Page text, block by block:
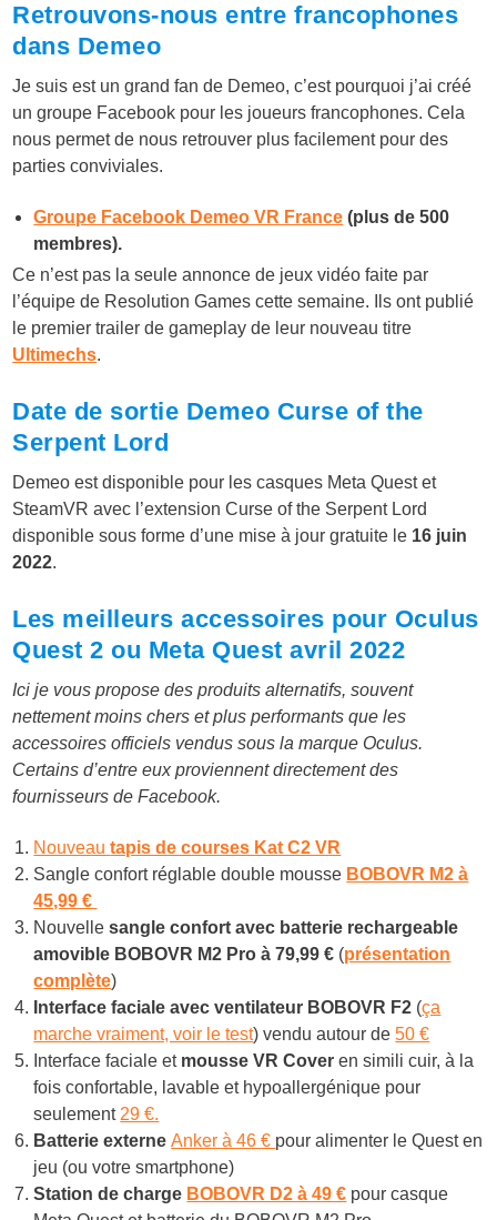
Retrouvons-nous entre francophones
dans Demeo
Je suis est un grand fan de Demeo, c’est pourquoi j’ai créé
un groupe Facebook pour les joueurs francophones. Cela
nous permet de nous retrouver plus facilement pour des
parties conviviales.
Groupe Facebook Demeo VR France (plus de 500
membres).
Ce n’est pas la seule annonce de jeux vidéo faite par
l’équipe de Resolution Games cette semaine. Ils ont publié
le premier trailer de gameplay de leur nouveau titre
Ultimechs.
Date de sortie Demeo Curse of the
Serpent Lord
Demeo est disponible pour les casques Meta Quest et
SteamVR avec l’extension Curse of the Serpent Lord
disponible sous forme d’une mise à jour gratuite le 16 juin
2022.
Les meilleurs accessoires pour Oculus
Quest 2 ou Meta Quest avril 2022
Ici je vous propose des produits alternatifs, souvent
nettement moins chers et plus performants que les
accessoires officiels vendus sous la marque Oculus.
Certains d’entre eux proviennent directement des
fournisseurs de Facebook.
Nouveautapis de courses Kat C2 VR
Sangle confort réglable double mousse BOBOVR M2 à
45,99 €
Nouvellesangle confort avec batterie rechargeable
amovible BOBOVR M2 Pro à79,99 € (présentation
complète)
Interface faciale avec ventilateur BOBOVR F2 (ça
marche vraiment, voir le test) vendu autour de50 €
Interface faciale et mousse VR Cover en simili cuir, à la
fois confortable, lavable et hypoallergénique pour
seulement 29 €.
Batterie externe Anker à 46 € pour alimenter le Quest en
jeu (ou votre smartphone)
Station de charge BOBOVR D2 à 49 € pour casque